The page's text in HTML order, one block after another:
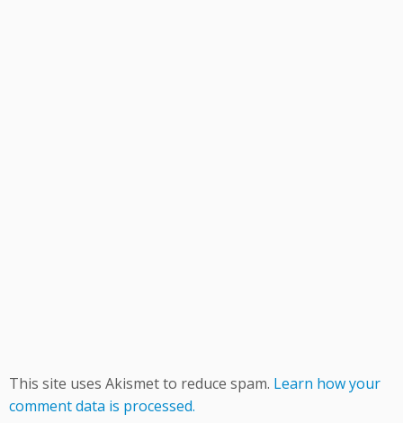
This site uses Akismet to reduce spam. Learn how your
comment data is processed.